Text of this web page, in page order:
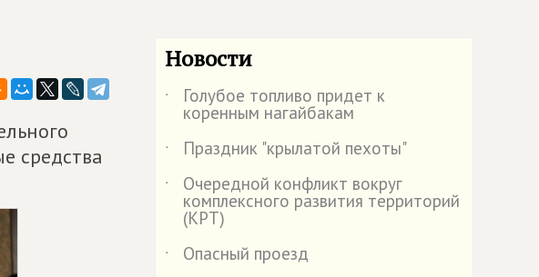
средства
Новости
˙ Голубое топливо придет к
коренным нагайбакам
˙
Праздник "крылатой пехоты"
˙
Очередной конфликт вокруг
комплексного развития территорий
(КРТ)
˙
Опасный проезд